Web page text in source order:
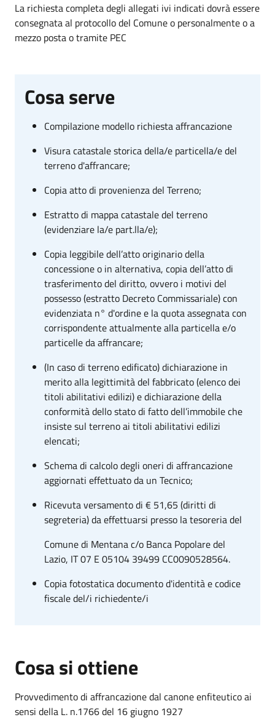
La richiesta completa degli allegati ivi indicati dovrà essere
consegnata al protocollo del Comune o personalmente o a
mezzo posta o tramite PEC
Cosa serve
Compilazione modello richiesta affrancazione
Visura catastale storica della/e particella/e del
terreno d'affrancare;
Copia atto di provenienza del Terreno;
Estratto di mappa catastale del terreno
(evidenziare la/e part.lla/e);
Copia leggibile dell’atto originario della
concessione o in alternativa, copia dell’atto di
trasferimento del diritto, ovvero i motivi del
possesso (estratto Decreto Commissariale) con
evidenziata n° d'ordine e la quota assegnata con
corrispondente attualmente alla particella e/o
particelle da affrancare;
(In caso di terreno edificato) dichiarazione in
merito alla legittimità del fabbricato (elenco dei
titoli abilitativi edilizi) e dichiarazione della
conformità dello stato di fatto dell’immobile che
insiste sul terreno ai titoli abilitativi edilizi
elencati;
Schema di calcolo degli oneri di affrancazione
aggiornati effettuato da un Tecnico;
Ricevuta versamento di € 51,65 (diritti di
segreteria) da effettuarsi presso la tesoreria del
Comune di Mentana c/o Banca Popolare del
Lazio, IT 07 E 05104 39499 CC0090528564.
Copia fotostatica documento d'identità e codice
fiscale del/i richiedente/i
Cosa si ottiene
Provvedimento di affrancazione dal canone enfiteutico ai
sensi della L. n.1766 del 16 giugno 1927